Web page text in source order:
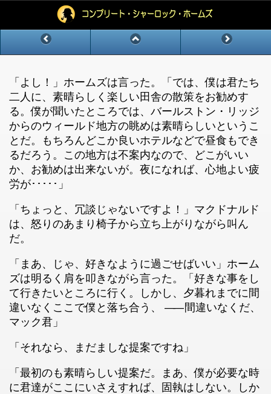
「よし！」ホームズは言った。「では、僕は君たち
二人に、素晴らしく楽しい田舎の散策をお勧めす
る。僕が聞いたところでは、バールストン・リッジ
からのウィールド地方の眺めは素晴らしいというこ
とだ。もちろんどこか良いホテルなどで昼食もでき
るだろう。この地方は不案内なので、どこがいい
か、お勧めは出来ないが。夜になれば、心地よい疲
労が･････」
「ちょっと、冗談じゃないですよ！」マクドナルド
は、怒りのあまり椅子から立ち上がりながら叫ん
だ。
「まあ、じゃ、好きなように過ごせばいい」ホーム
ズは明るく肩を叩きながら言った。「好きな事をし
て行きたいところに行く。しかし、夕暮れまでに間
違いなくここで僕と落ち合う、 ――間違いなくだ、
マック君」
「それなら、まだましな提案ですね」
「最初のも素晴らしい提案だ。まあ、僕が必要な時
に君達がここにいさえすれば、固執はしない。しか